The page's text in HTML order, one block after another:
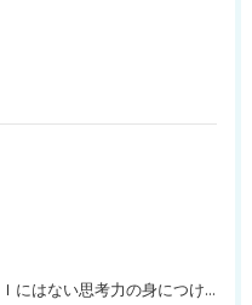
今井むつみ『ＡＩにはない思考力の身につけ方 ことばの学びはなぜ大切なのか？』